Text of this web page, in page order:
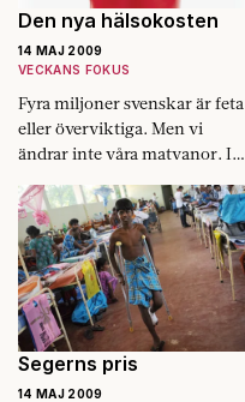
Den nya hälsokosten
14 MAJ 2009
VECKANS FOKUS
Fyra miljoner svenskar är feta
eller överviktiga. Men vi
ändrar inte våra matvanor. I
hälsokost i livsmedels­
industrins laboratorier. Och
vården rustar för att möta
fettepidemin.
Segerns pris
14 MAJ 2009